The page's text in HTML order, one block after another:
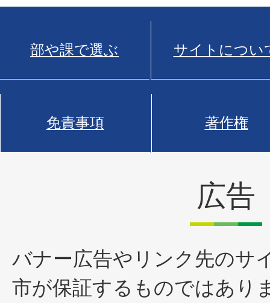
部や課で選ぶ サイトについ
免責事項 著作権
広告
バナー広告やリンク先のサ
市が保証するものではあり